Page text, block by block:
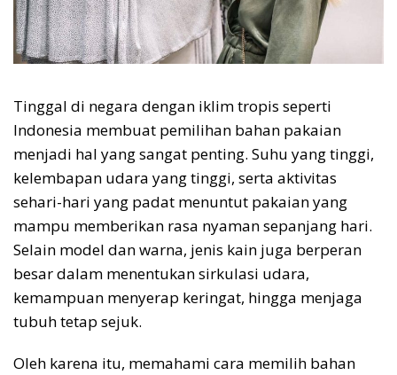
Tinggal di negara dengan iklim tropis seperti
Indonesia membuat pemilihan bahan pakaian
menjadi hal yang sangat penting. Suhu yang tinggi,
kelembapan udara yang tinggi, serta aktivitas
sehari-hari yang padat menuntut pakaian yang
mampu memberikan rasa nyaman sepanjang hari.
Selain model dan warna, jenis kain juga berperan
besar dalam menentukan sirkulasi udara,
kemampuan menyerap keringat, hingga menjaga
tubuh tetap sejuk.
Oleh karena itu, memahami cara memilih bahan